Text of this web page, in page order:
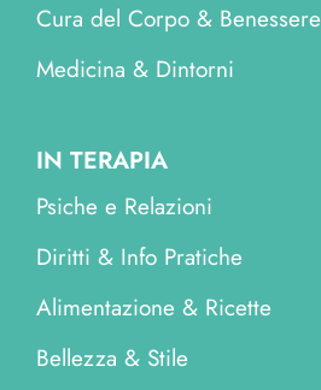
Cura del Corpo & Benessere
Medicina & Dintorni
IN TERAPIA
Psiche e Relazioni
Diritti & Info Pratiche
Alimentazione & Ricette
Bellezza & Stile